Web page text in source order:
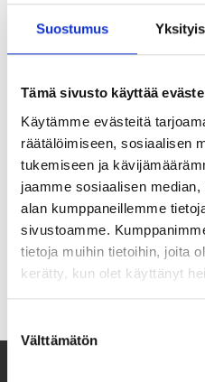
Suostumus
Tämä sivusto käyttää
Käytämme evästeitä
räätälöimiseen, sosiaalisen
tukemiseen ja
jaamme sosiaalisen
alan kumppaneillemme
sivustoamme.
tietoja muihin tietoihin, joita
kerätty, kun olet käyttänyt
valinta
Välttämätön
haitallisia käytäntöjä.
t tyttöjen ja nuorten
oikeuksia. Ryhmät
ja aluejohtajien
tekevät tiedotustyötä.
Lue lisää